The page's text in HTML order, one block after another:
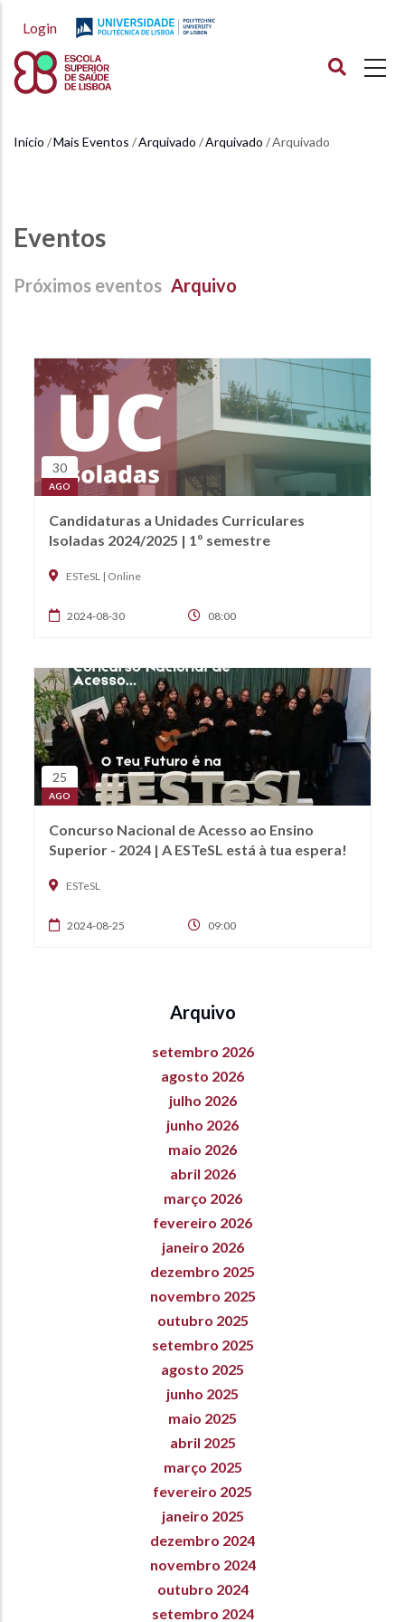
para
conteúdo
Login
Navegação
Início Mais Eventos Arquivado Arquivado Arquivado
Eventos
Próximos eventos Arquivo
30
AGO
Candidaturas a Unidades Curriculares
Isoladas 2024/2025 | 1º semestre
ESTeSL | Online
2024-08-30 08:00
25
AGO
Concurso Nacional de Acesso ao Ensino
Superior - 2024 | A ESTeSL está à tua espera!
ESTeSL
2024-08-25 09:00
Arquivo
setembro 2026
agosto 2026
julho 2026
junho 2026
maio 2026
abril 2026
março 2026
fevereiro 2026
janeiro 2026
dezembro 2025
novembro 2025
outubro 2025
setembro 2025
agosto 2025
junho 2025
maio 2025
abril 2025
março 2025
fevereiro 2025
janeiro 2025
dezembro 2024
novembro 2024
outubro 2024
setembro 2024